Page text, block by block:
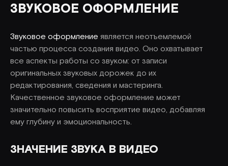
ЗВУКОВОЕ ОФОРМЛЕНИЕ
Звуковое оформление является неотъемлемой
частью процесса создания видео. Оно охватывает
все аспекты работы со звуком: от записи
оригинальных звуковых дорожек до их
редактирования, сведения и мастеринга.
Качественное звуковое оформление может
значительно повысить восприятие видео, добавляя
ему глубину и эмоциональность.
ЗНАЧЕНИЕ ЗВУКА В ВИДЕО